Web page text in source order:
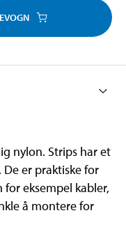
nylon. Strips har et
er praktiske for
eksempel kabler,
å montere for